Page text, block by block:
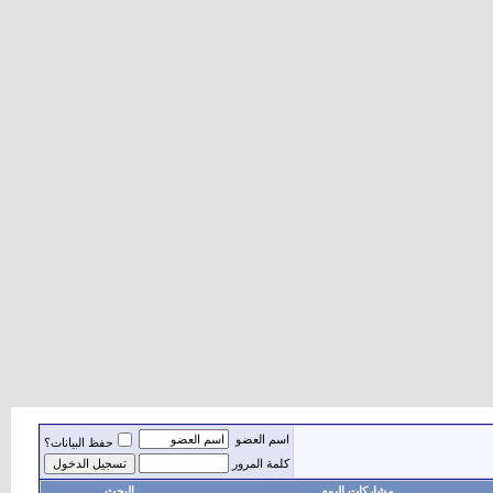
اسم العضو
حفظ البيانات؟
كلمة المرور